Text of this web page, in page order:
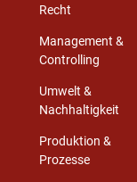
Recht
Management &
Controlling
Umwelt &
Nachhaltigkeit
Produktion &
Prozesse